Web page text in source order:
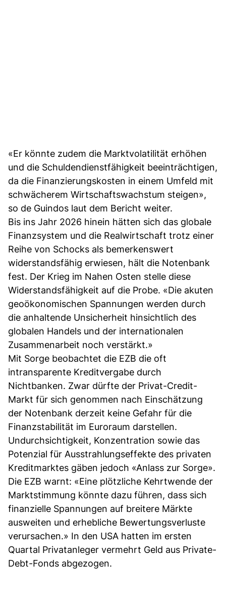
«Er könnte zudem die Marktvolatilität erhöhen
und die Schuldendienstfähigkeit beeinträchtigen,
da die Finanzierungskosten in einem Umfeld mit
schwächerem Wirtschaftswachstum steigen»,
so de Guindos laut dem Bericht weiter.
Bis ins Jahr 2026 hinein hätten sich das globale
Finanzsystem und die Realwirtschaft trotz einer
Reihe von Schocks als bemerkenswert
widerstandsfähig erwiesen, hält die Notenbank
fest. Der Krieg im Nahen Osten stelle diese
Widerstandsfähigkeit auf die Probe. «Die akuten
geoökonomischen Spannungen werden durch
die anhaltende Unsicherheit hinsichtlich des
globalen Handels und der internationalen
Zusammenarbeit noch verstärkt.»
Mit Sorge beobachtet die EZB die oft
intransparente Kreditvergabe durch
Nichtbanken. Zwar dürfte der Privat-Credit-
Markt für sich genommen nach Einschätzung
der Notenbank derzeit keine Gefahr für die
Finanzstabilität im Euroraum darstellen.
Undurchsichtigkeit, Konzentration sowie das
Potenzial für Ausstrahlungseffekte des privaten
Kreditmarktes gäben jedoch «Anlass zur Sorge».
Die EZB warnt: «Eine plötzliche Kehrtwende der
Marktstimmung könnte dazu führen, dass sich
finanzielle Spannungen auf breitere Märkte
ausweiten und erhebliche Bewertungsverluste
verursachen.» In den USA hatten im ersten
Quartal Privatanleger vermehrt Geld aus Private-
Debt-Fonds abgezogen.